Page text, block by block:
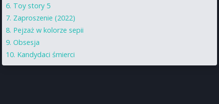
Toy story 5
Zaproszenie (2022)
Pejzaż w kolorze sepii
Obsesja
Kandydaci śmierci